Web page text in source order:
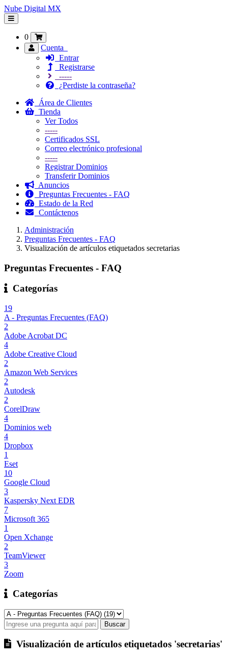
Nube Digital MX
Alternar
Navegación
0
Cuenta
Entrar
Registrarse
-----
¿Perdiste la contraseña?
Área de Clientes
Tienda
Ver Todos
-----
Certificados SSL
Correo electrónico profesional
-----
Registrar Dominios
Transferir Dominios
Anuncios
Preguntas Frecuentes - FAQ
Estado de la Red
Contáctenos
Administración
Preguntas Frecuentes - FAQ
Visualización de artículos etiquetados secretarias
Preguntas Frecuentes - FAQ
Categorías
19
A - Preguntas Frecuentes (FAQ)
2
Adobe Acrobat DC
4
Adobe Creative Cloud
2
Amazon Web Services
2
Autodesk
2
CorelDraw
4
Dominios web
4
Dropbox
1
Eset
10
Google Cloud
3
Kaspersky Next EDR
7
Microsoft 365
1
Open Xchange
2
TeamViewer
3
Zoom
Categorías
Visualización de artículos etiquetados 'secretarias'